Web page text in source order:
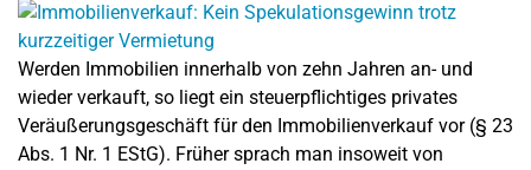
Werden Immobilien innerhalb von zehn Jahren an- und
wieder verkauft, so liegt ein steuerpflichtiges privates
Veräußerungsgeschäft für den Immobilienverkauf vor (§ 23
Abs. 1 Nr. 1 EStG). Früher sprach man insoweit von